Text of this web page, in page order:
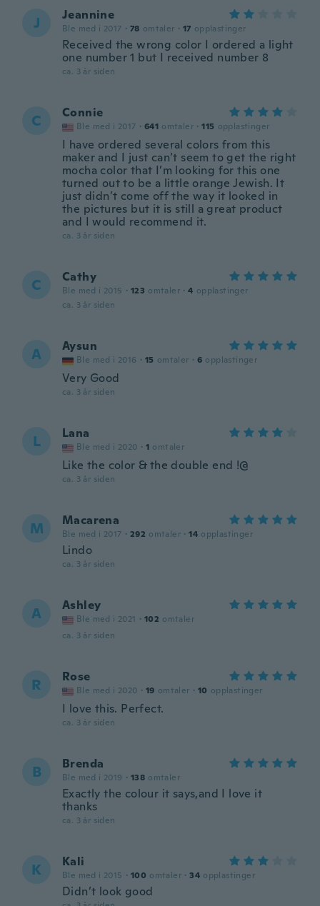
J Jeannine
Ble med i 2017 · 78 omtaler · 17 opplastinger
Received the wrong color I ordered a light
one number 1 but I received number 8
ca. 3 år siden
C Connie
Ble med i 2017 · 641 omtaler · 115 opplastinger
I have ordered several colors from this
maker and I just can’t seem to get the right
mocha color that I’m looking for this one
turned out to be a little orange Jewish. It
just didn’t come off the way it looked in
the pictures but it is still a great product
and I would recommend it.
ca. 3 år siden
C Cathy
Ble med i 2015 · 123 omtaler · 4 opplastinger
ca. 3 år siden
A Aysun
Ble med i 2016 · 15 omtaler · 6 opplastinger
Very Good
ca. 3 år siden
L Lana
Ble med i 2020 · 1 omtaler
Like the color & the double end !@
ca. 3 år siden
M Macarena
Ble med i 2017 · 292 omtaler · 14 opplastinger
Lindo
ca. 3 år siden
A Ashley
Ble med i 2021 · 102 omtaler
ca. 3 år siden
R Rose
Ble med i 2020 · 19 omtaler · 10 opplastinger
I love this. Perfect.
ca. 3 år siden
B Brenda
Ble med i 2019 · 138 omtaler
Exactly the colour it says,and I love it
thanks
ca. 3 år siden
K Kali
Ble med i 2015 · 100 omtaler · 34 opplastinger
Didn’t look good